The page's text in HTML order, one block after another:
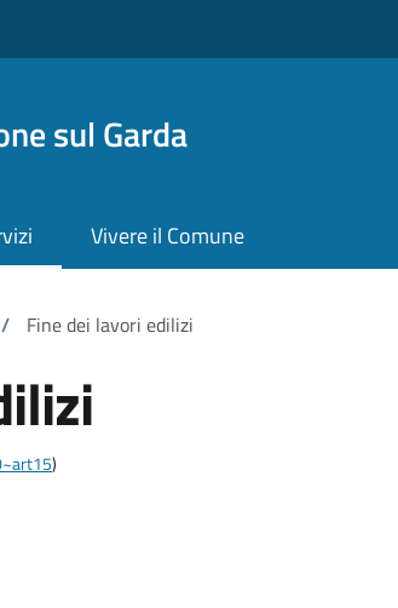
sul Garda
Vivere il Comune
/ Fine dei lavori edilizi
)